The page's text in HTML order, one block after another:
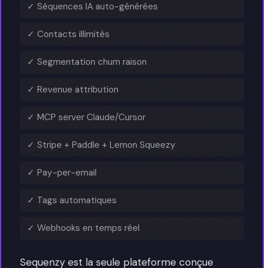
✓ Séquences IA auto-générées
✓ Contacts illimités
✓ Segmentation churn raison
✓ Revenue attribution
✓ MCP server Claude/Cursor
✓ Stripe + Paddle + Lemon Squeezy
✓ Pay-per-email
✓ Tags automatiques
✓ Webhooks en temps réel
Sequenzy est la seule plateforme conçue